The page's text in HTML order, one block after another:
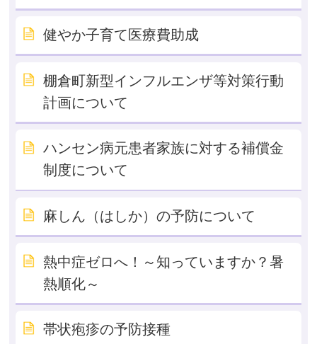
健やか子育て医療費助成
棚倉町新型インフルエンザ等対策行動
計画について
ハンセン病元患者家族に対する補償金
制度について
麻しん（はしか）の予防について
熱中症ゼロへ！～知っていますか？暑
熱順化～
帯状疱疹の予防接種